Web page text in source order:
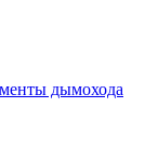
дымохода